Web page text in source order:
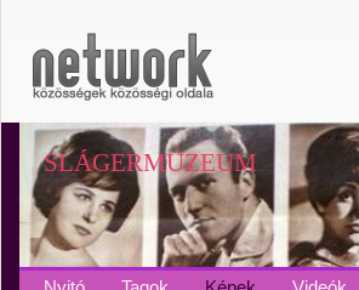
SLÁGERMÚZEUM